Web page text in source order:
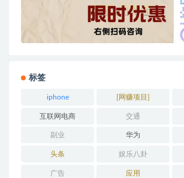
标签
iphone [网赚项目]
互联网电商 交通
副业 华为
头条 娱乐八卦
广告 应用